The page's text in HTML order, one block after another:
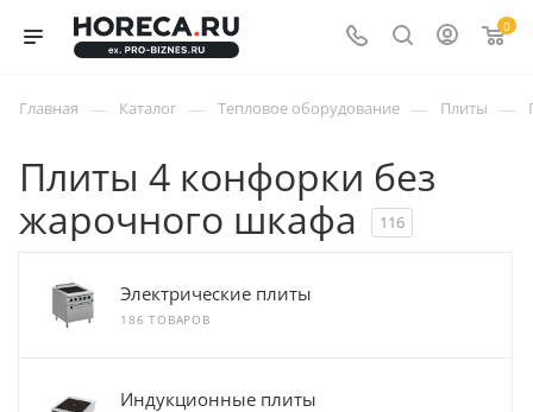
0
Главная — Каталог — Тепловое оборудование — Плиты —
Плиты 4 конфорки без
жарочного шкафа
116
Электрические плиты
186 ТОВАРОВ
Индукционные плиты